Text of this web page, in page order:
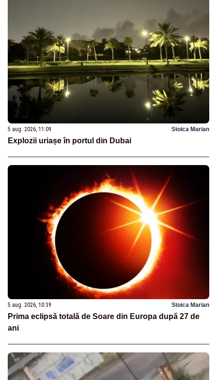
5 aug. 2026, 11:09 Stoica Marian
Explozii uriașe în portul din Dubai
5 aug. 2026, 10:39 Stoica Marian
Prima eclipsă totală de Soare din Europa după 27 de
ani